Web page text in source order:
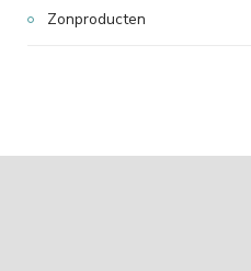
Zonproducten